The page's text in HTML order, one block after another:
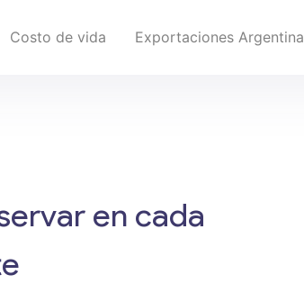
Costo de vida Exportaciones Argentina
en cada